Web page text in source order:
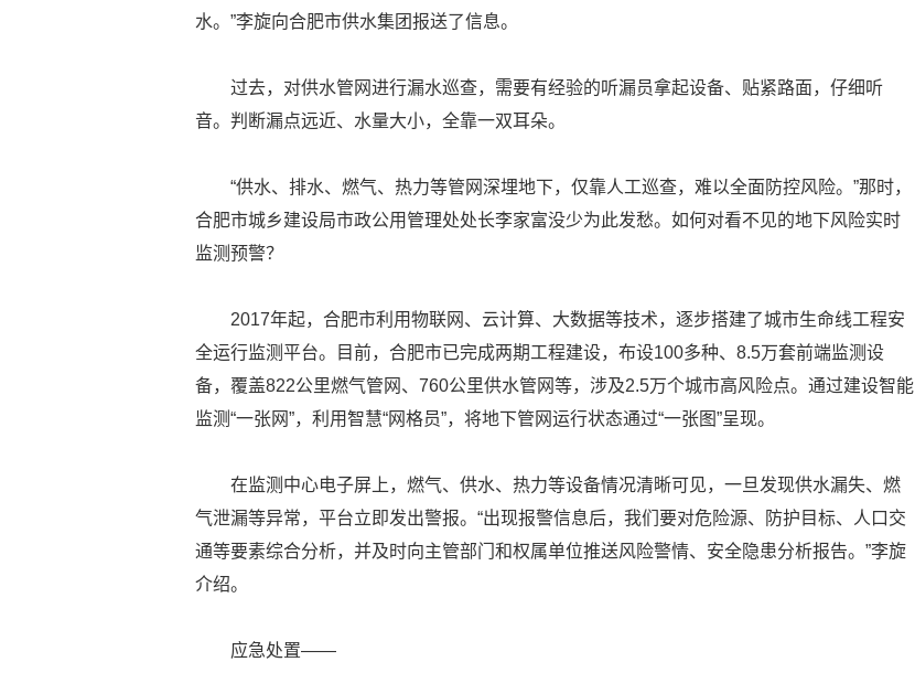
水。”李旋向合肥市供水集团报送了信息。
过去，对供水管网进行漏水巡查，需要有经验的听漏员拿起设备、贴紧路面，仔细听
音。判断漏点远近、水量大小，全靠一双耳朵。
“供水、排水、燃气、热力等管网深埋地下，仅靠人工巡查，难以全面防控风险。”那时，
合肥市城乡建设局市政公用管理处处长李家富没少为此发愁。如何对看不见的地下风险实时
监测预警？
2017年起，合肥市利用物联网、云计算、大数据等技术，逐步搭建了城市生命线工程安
全运行监测平台。目前，合肥市已完成两期工程建设，布设100多种、8.5万套前端监测设
备，覆盖822公里燃气管网、760公里供水管网等，涉及2.5万个城市高风险点。通过建设智能
监测“一张网”，利用智慧“网格员”，将地下管网运行状态通过“一张图”呈现。
在监测中心电子屏上，燃气、供水、热力等设备情况清晰可见，一旦发现供水漏失、燃
气泄漏等异常，平台立即发出警报。“出现报警信息后，我们要对危险源、防护目标、人口交
通等要素综合分析，并及时向主管部门和权属单位推送风险警情、安全隐患分析报告。”李旋
介绍。
应急处置——